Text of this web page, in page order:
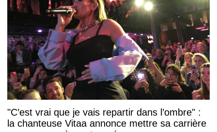
"C’est vrai que je vais repartir dans l’ombre" :
la chanteuse Vitaa annonce mettre sa carrière